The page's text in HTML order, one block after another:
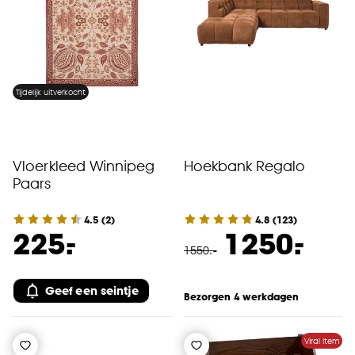
Goed om te weten is dat je deze keuze altijd nog
kan aanpassen, bekijk hiervoor onze
cookieverklaring.
Tijdelijk uitverkocht
Vloerkleed Winnipeg
Paars
4.5 (2)
225.
-
Geef een seintje
Hoekbank Regalo
4.8 (123)
1550.- 1250.
-
Bezorgen 4 werkdagen
Viral Item